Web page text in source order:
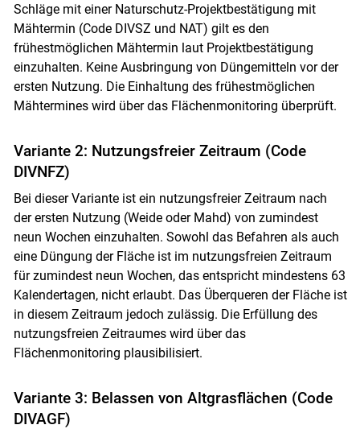
Skip to main content
Schläge mit einer Naturschutz-Projektbestätigung mit
Mähtermin (Code DIVSZ und NAT) gilt es den
frühestmöglichen Mähtermin laut Projektbestätigung
einzuhalten. Keine Ausbringung von Düngemitteln vor der
ersten Nutzung. Die Einhaltung des frühestmöglichen
Mähtermines wird über das Flächenmonitoring überprüft.
Variante 2: Nutzungsfreier Zeitraum (Code
DIVNFZ)
Bei dieser Variante ist ein nutzungsfreier Zeitraum nach
der ersten Nutzung (Weide oder Mahd) von zumindest
neun Wochen einzuhalten. Sowohl das Befahren als auch
eine Düngung der Fläche ist im nutzungsfreien Zeitraum
für zumindest neun Wochen, das entspricht mindestens 63
Kalendertagen, nicht erlaubt. Das Überqueren der Fläche ist
in diesem Zeitraum jedoch zulässig. Die Erfüllung des
nutzungsfreien Zeitraumes wird über das
Flächenmonitoring plausibilisiert.
Variante 3: Belassen von Altgrasflächen (Code
DIVAGF)